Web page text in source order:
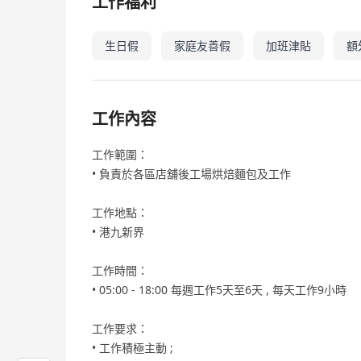
生日假 家庭友善假 加班津貼 額
工作內容
工作範圍：
• 負責於各區店舖後工場烘焙麵包及工作
工作地點：
• 港九新界
工作時間：
• 05:00 - 18:00 每週工作5天至6天 , 每天工作9小時
工作要求：
• 工作積極主動 ;